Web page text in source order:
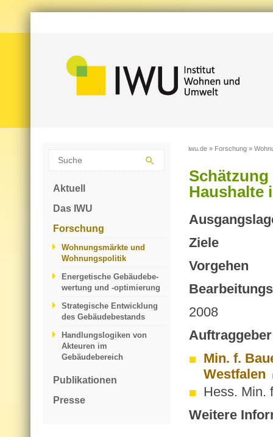
Aktuell
Das IWU
Forschung
Wohnungsmärkte und
Wohnungspolitik
Energetische Gebäudebe­
wertung und -optimierung
Strategische Entwicklung
des Gebäudebestands
Handlungslogiken von
Akteuren im
Gebäudebereich
Publikationen
Presse
iwu.de » Forschung »
Haushalte
Ziele
Vor­ge­hen
2008
Auf­trag­ge­ber
Min. f.
Westfalen
Hess. Min.
Wei­te­re